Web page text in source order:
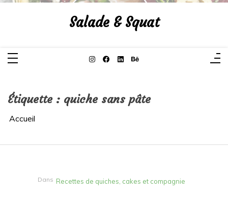
Aller
Salade & Squat
Étiquette : quiche sans pâte
Accueil
Dans Recettes de quiches, cakes et compagnie